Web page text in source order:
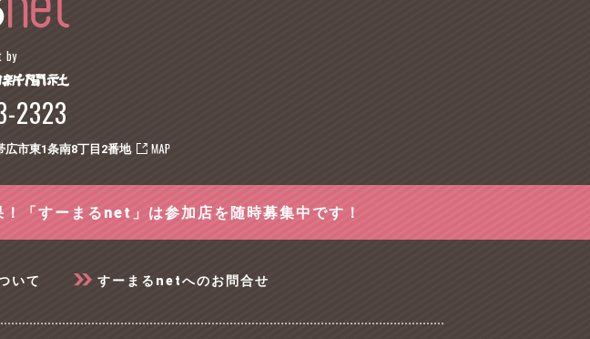
by
2323
広市東1条南8丁目2番地
「すーまるnet」は参加店を随時募集中です！
いて すーまるnetへのお問合せ